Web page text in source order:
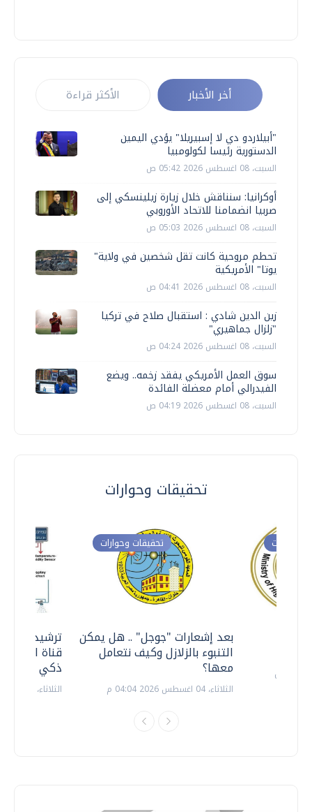
أخر الأخبار الأكثر قراءة
"أبيلاردو دي لا إسبيريلا" يؤدي اليمين
الدستورية رئيسا لكولومبيا
السبت، 08 اغسطس 2026 05:42 ص
أوكرانيا: سنناقش خلال زيارة زيلينسكي إلى
صربيا انضمامنا للاتحاد الأوروبي
السبت، 08 اغسطس 2026 05:03 ص
تحطم مروحية كانت تقل شخصين في ولاية"
يوتا" الأمريكية
السبت، 08 اغسطس 2026 04:41 ص
زين الدين شادي : استقبال صلاح في تركيا
"زلزال جماهيري"
السبت، 08 اغسطس 2026 04:24 ص
سوق العمل الأمريكي يفقد زخمه.. ويضع
الفيدرالي أمام معضلة الفائدة
السبت، 08 اغسطس 2026 04:19 ص
تحقيقات وحوارات
ترشيدا
قناة
ذكي
الثلاثاء، 14 يوليو 2026 06:11 م
تحقيقات وحوارات
بعد إشعارات "جوجل" .. هل يمكن
التنبوء بالزلازل وكيف نتعامل
معها؟
الثلاثاء، 04 اغسطس 2026 04:04 م
وحوارات